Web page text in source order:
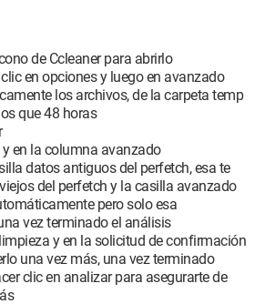
de Ccleaner para abrirlo
en opciones y luego en avanzado
los archivos, de la carpeta temp
que 48 horas
en la columna avanzado
datos antiguos del perfetch, esa te
del perfetch y la casilla avanzado
pero solo esa
vez terminado el análisis
y en la solicitud de confirmación
una vez más, una vez terminado
clic en analizar para asegurarte de